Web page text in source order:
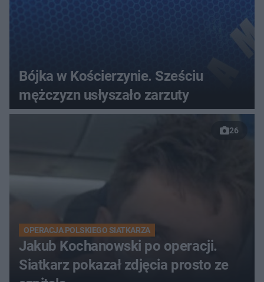
Bójka w Kościerzynie. Sześciu
mężczyzn usłyszało zarzuty
26
OPERACJA POLSKIEGO SIATKARZA
Jakub Kochanowski po operacji.
Siatkarz pokazał zdjęcia prosto ze